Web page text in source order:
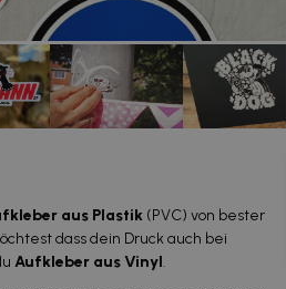
aus Plastik (PVC) von bester
dass dein Druck auch bei
Aufkleber aus Vinyl.